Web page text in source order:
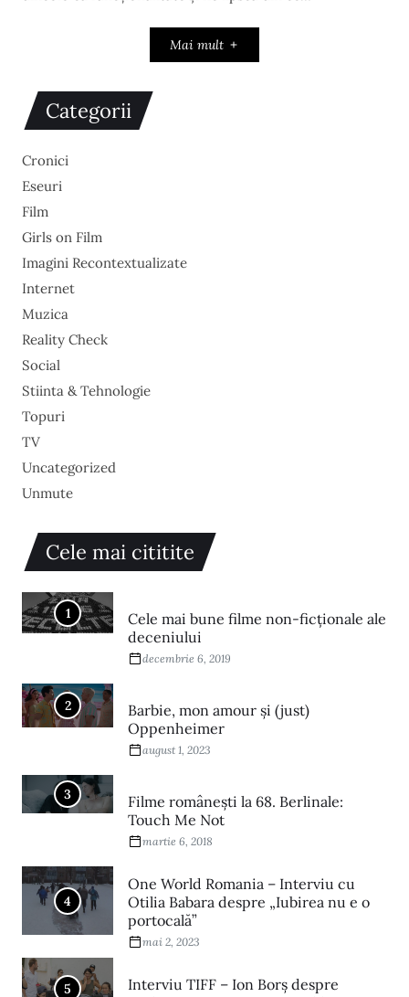
Mai mult
Categorii
Cronici
Eseuri
Film
Girls on Film
Imagini Recontextualizate
Internet
Muzica
Reality Check
Social
Stiinta & Tehnologie
Topuri
TV
Uncategorized
Unmute
Cele mai cititite
1
Cele mai bune filme non-ficționale ale
deceniului
decembrie 6, 2019
2
Barbie, mon amour și (just)
Oppenheimer
august 1, 2023
3
Filme româneşti la 68. Berlinale:
Touch Me Not
martie 6, 2018
4
One World Romania – Interviu cu
Otilia Babara despre „Iubirea nu e o
portocală”
mai 2, 2023
5
Interviu TIFF – Ion Borș despre